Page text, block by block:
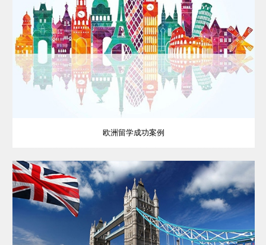
欧洲留学成功案例